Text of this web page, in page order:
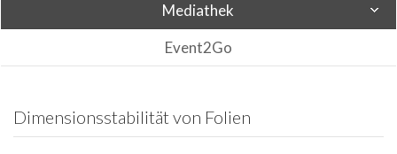
Mediathek
Event2Go
Dimensionsstabilität von Folien